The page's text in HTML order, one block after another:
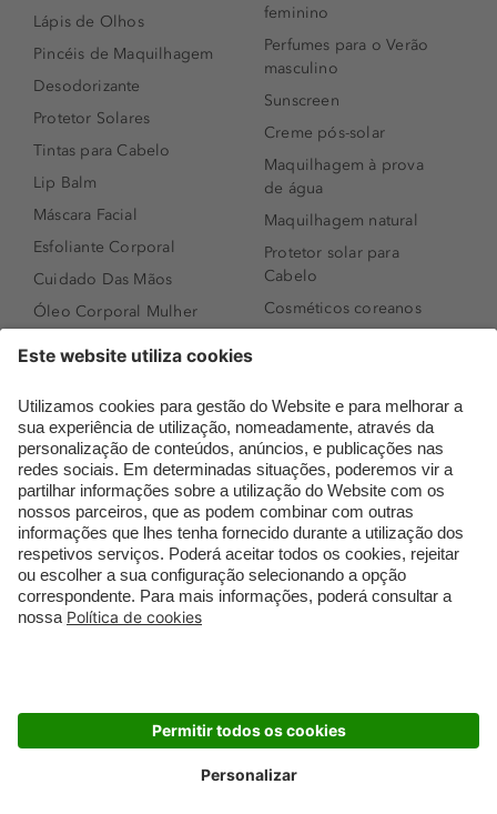
Lápis de Olhos
Pincéis de Maquilhagem
Desodorizante
Protetor Solares
Tintas para Cabelo
Lip Balm
Máscara Facial
Esfoliante Corporal
Cuidado Das Mãos
Óleo Corporal Mulher
Sérum de Rosto
Body mist & Spray
corporal
Produtos para Cabelo
Homem
Espuma de Limpeza
Facial
Dermocosmética
feminino
Perfumes para o Verão
masculino
Sunscreen
Creme pós-solar
Maquilhagem à prova
de água
Maquilhagem natural
Protetor solar para
Cabelo
Cosméticos coreanos
Perfumes árabes
Novidades
Melhores Perfumes
Femininos
TOP 10: Perfumes
Masculinos
Pestanas Postiças
Creme Rosto Homem
Embalagens Sustentáveis